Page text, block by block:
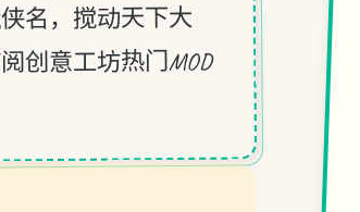
名，搅动天下大
创意工坊热门MOD